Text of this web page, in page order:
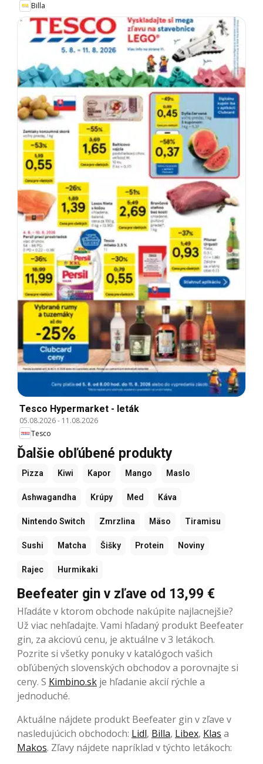
Billa
Tesco Hypermarket - leták
05.08.2026- 11.08.2026
Tesco
Ďalšie obľúbené produkty
Pizza Kiwi Kapor Mango Maslo
Ashwagandha Krúpy Med Káva
Nintendo Switch Zmrzlina Mäso Tiramisu
Sushi Matcha Šišky Protein Noviny
Rajec Hurmikaki
Beefeater gin v zľave od 13,99 €
Hľadáte v ktorom obchode nakúpite najlacnejšie?
Už viac nehľadajte. Vami hľadaný produkt Beefeater
gin, za akciovú cenu, je aktuálne v 3 letákoch.
Pozrite si všetky ponuky v katalógoch vašich
obľúbených slovenských obchodov a porovnajte si
ceny. S Kimbino.sk je hľadanie akcií rýchle a
jednoduché.
Aktuálne nájdete produkt Beefeater gin v zľave v
nasledujúcich obchodoch: Lidl, Billa, Libex, Klas a
Makos. Zľavy nájdete napríklad v týchto letákoch: